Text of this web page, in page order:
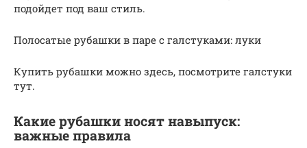
подойдет под ваш стиль.
Полосатые рубашки в паре с галстуками: луки
Купить рубашки можно здесь, посмотрите галстуки
тут.
Какие рубашки носят навыпуск:
важные правила